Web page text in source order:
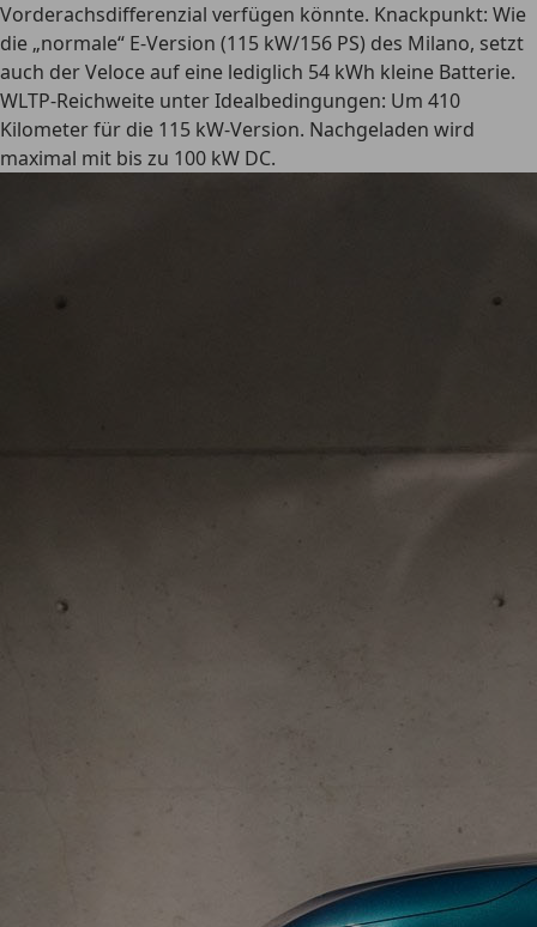
Vorderachsdifferenzial verfügen könnte. Knackpunkt: Wie
die „normale“ E-Version (115 kW/156 PS) des Milano, setzt
auch der Veloce auf eine lediglich 54 kWh kleine Batterie.
WLTP-Reichweite unter Idealbedingungen: Um 410
Kilometer für die 115 kW-Version. Nachgeladen wird
maximal mit bis zu 100 kW DC.